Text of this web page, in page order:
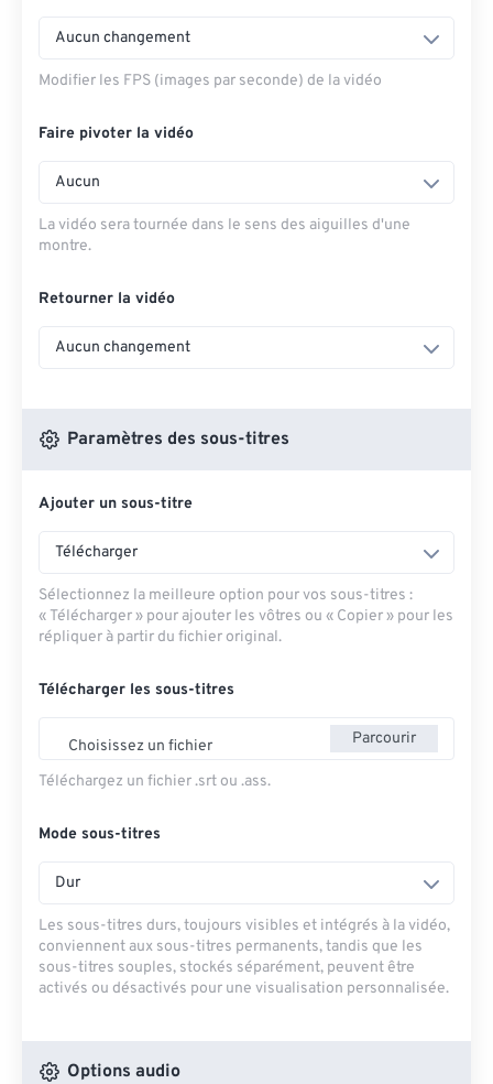
Aucun changement
Modifier les FPS (images par seconde) de la vidéo
Faire pivoter la vidéo
Aucun
La vidéo sera tournée dans le sens des aiguilles d'une
montre.
Retourner la vidéo
Aucun changement
Paramètres des sous-titres
Ajouter un sous-titre
Télécharger
Sélectionnez la meilleure option pour vos sous-titres :
« Télécharger » pour ajouter les vôtres ou « Copier » pour les
répliquer à partir du fichier original.
Télécharger les sous-titres
Choisissez un fichier Parcourir
Téléchargez un fichier .srt ou .ass.
Mode sous-titres
Dur
Les sous-titres durs, toujours visibles et intégrés à la vidéo,
conviennent aux sous-titres permanents, tandis que les
sous-titres souples, stockés séparément, peuvent être
activés ou désactivés pour une visualisation personnalisée.
Options audio